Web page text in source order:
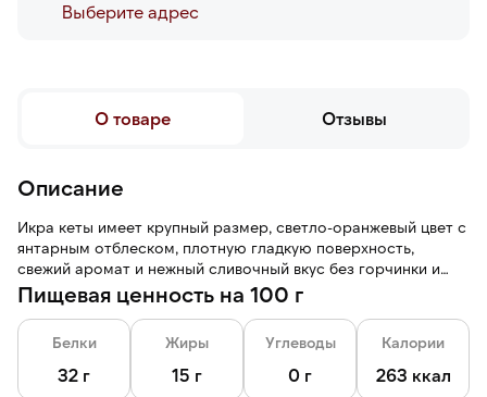
Выберите адреc
О товаре Отзывы
Описание
Икра кеты имеет крупный размер, светло-оранжевый цвет с
янтарным отблеском, плотную гладкую поверхность,
свежий аромат и нежный сливочный вкус без горчинки и
рыбного запаха.
Пищевая ценность на 100 г
Белки
32 г
Жиры
15 г
Углеводы
0 г
Калории
263 ккал